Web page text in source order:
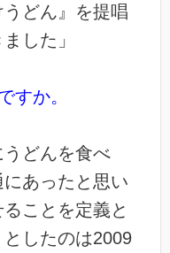
どん』を提唱
した」
すか。
どんを食べ
あったと思い
ことを定義と
したのは2009